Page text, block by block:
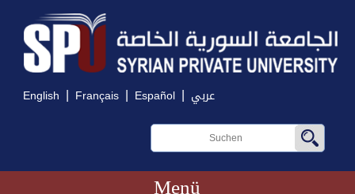
English | Français | Español | عربي
Menü